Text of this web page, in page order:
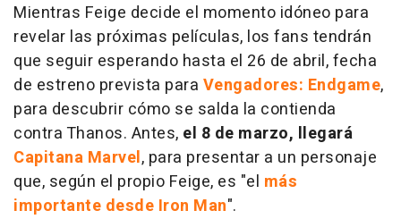
Mientras Feige decide el momento idóneo para
revelar las próximas películas, los fans tendrán
que seguir esperando hasta el 26 de abril, fecha
de estreno prevista para Vengadores: Endgame,
para descubrir cómo se salda la contienda
contra Thanos. Antes, el 8 de marzo, llegará
Capitana Marvel, para presentar a un personaje
que, según el propio Feige, es "el más
importante desde Iron Man".